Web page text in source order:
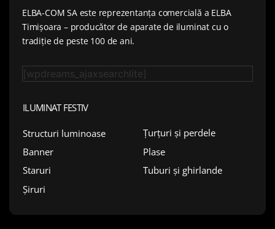
ELBA-COM SA este reprezentanța comercială a ELBA
Timișoara – producător de aparate de iluminat cu o
tradiție de peste 100 de ani.
[wpdreams_ajaxsearchlite]
ILUMINAT FESTIV
Structuri luminoase
Banner
Staruri
Șiruri
Țurțuri și perdele
Plase
Tuburi și ghirlande